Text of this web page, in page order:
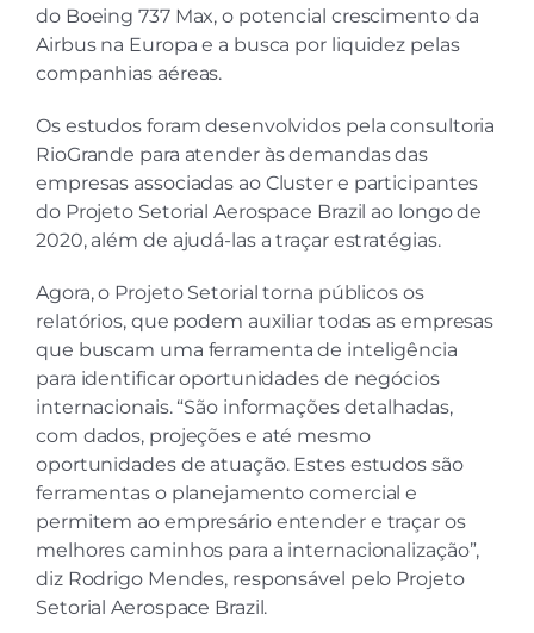
do Boeing 737 Max, o potencial crescimento da
Airbus na Europa e a busca por liquidez pelas
companhias aéreas.
Os estudos foram desenvolvidos pela consultoria
RioGrande para atender às demandas das
empresas associadas ao Cluster e participantes
do Projeto Setorial Aerospace Brazil ao longo de
2020, além de ajudá-las a traçar estratégias.
Agora, o Projeto Setorial torna públicos os
relatórios, que podem auxiliar todas as empresas
que buscam uma ferramenta de inteligência
para identificar oportunidades de negócios
internacionais. “São informações detalhadas,
com dados, projeções e até mesmo
oportunidades de atuação. Estes estudos são
ferramentas o planejamento comercial e
permitem ao empresário entender e traçar os
melhores caminhos para a internacionalização”,
diz Rodrigo Mendes, responsável pelo Projeto
Setorial Aerospace Brazil.